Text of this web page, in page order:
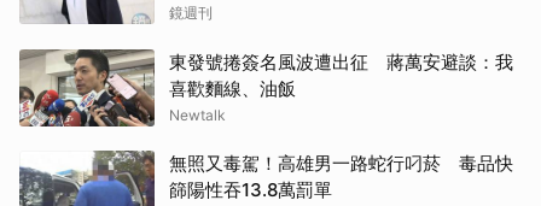
鏡週刊
東發號捲簽名風波遭出征 蔣萬安避談：我
喜歡麵線、油飯
Newtalk
無照又毒駕！高雄男一路蛇行叼菸 毒品快
篩陽性吞13.8萬罰單